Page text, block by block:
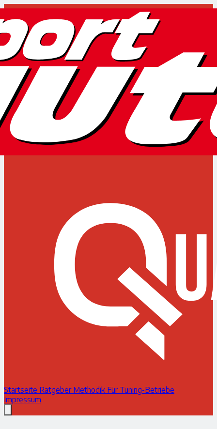
Startseite Ratgeber Methodik Für Tuning-Betriebe
Impressum